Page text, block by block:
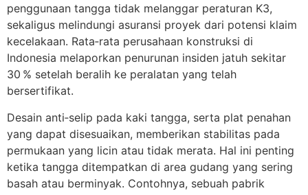
penggunaan tangga tidak melanggar peraturan K3,
sekaligus melindungi asuransi proyek dari potensi klaim
kecelakaan. Rata‑rata perusahaan konstruksi di
Indonesia melaporkan penurunan insiden jatuh sekitar
30 % setelah beralih ke peralatan yang telah
bersertifikat.
Desain anti‑selip pada kaki tangga, serta plat penahan
yang dapat disesuaikan, memberikan stabilitas pada
permukaan yang licin atau tidak merata. Hal ini penting
ketika tangga ditempatkan di area gudang yang sering
basah atau berminyak. Contohnya, sebuah pabrik